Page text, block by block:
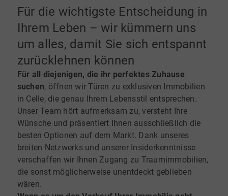
Für die wichtigste Entscheidung in
Ihrem Leben – wir kümmern uns
um alles, damit Sie sich entspannt
zurücklehnen können
Für all diejenigen, die ihr perfektes Zuhause
suchen, öffnen wir Türen zu exklusiven Immobilien
in Celle, die genau Ihrem Lebensstil entsprechen.
Unser Team hört aufmerksam zu, versteht Ihre
Wünsche und präsentiert Ihnen ausschließlich die
besten Optionen auf dem Markt. Dank unseres
breiten Netzwerks und unserer Insiderkenntnisse
verschaffen wir Ihnen Zugang zu Traumimmobilien,
die sonst möglicherweise unentdeckt geblieben
wären.